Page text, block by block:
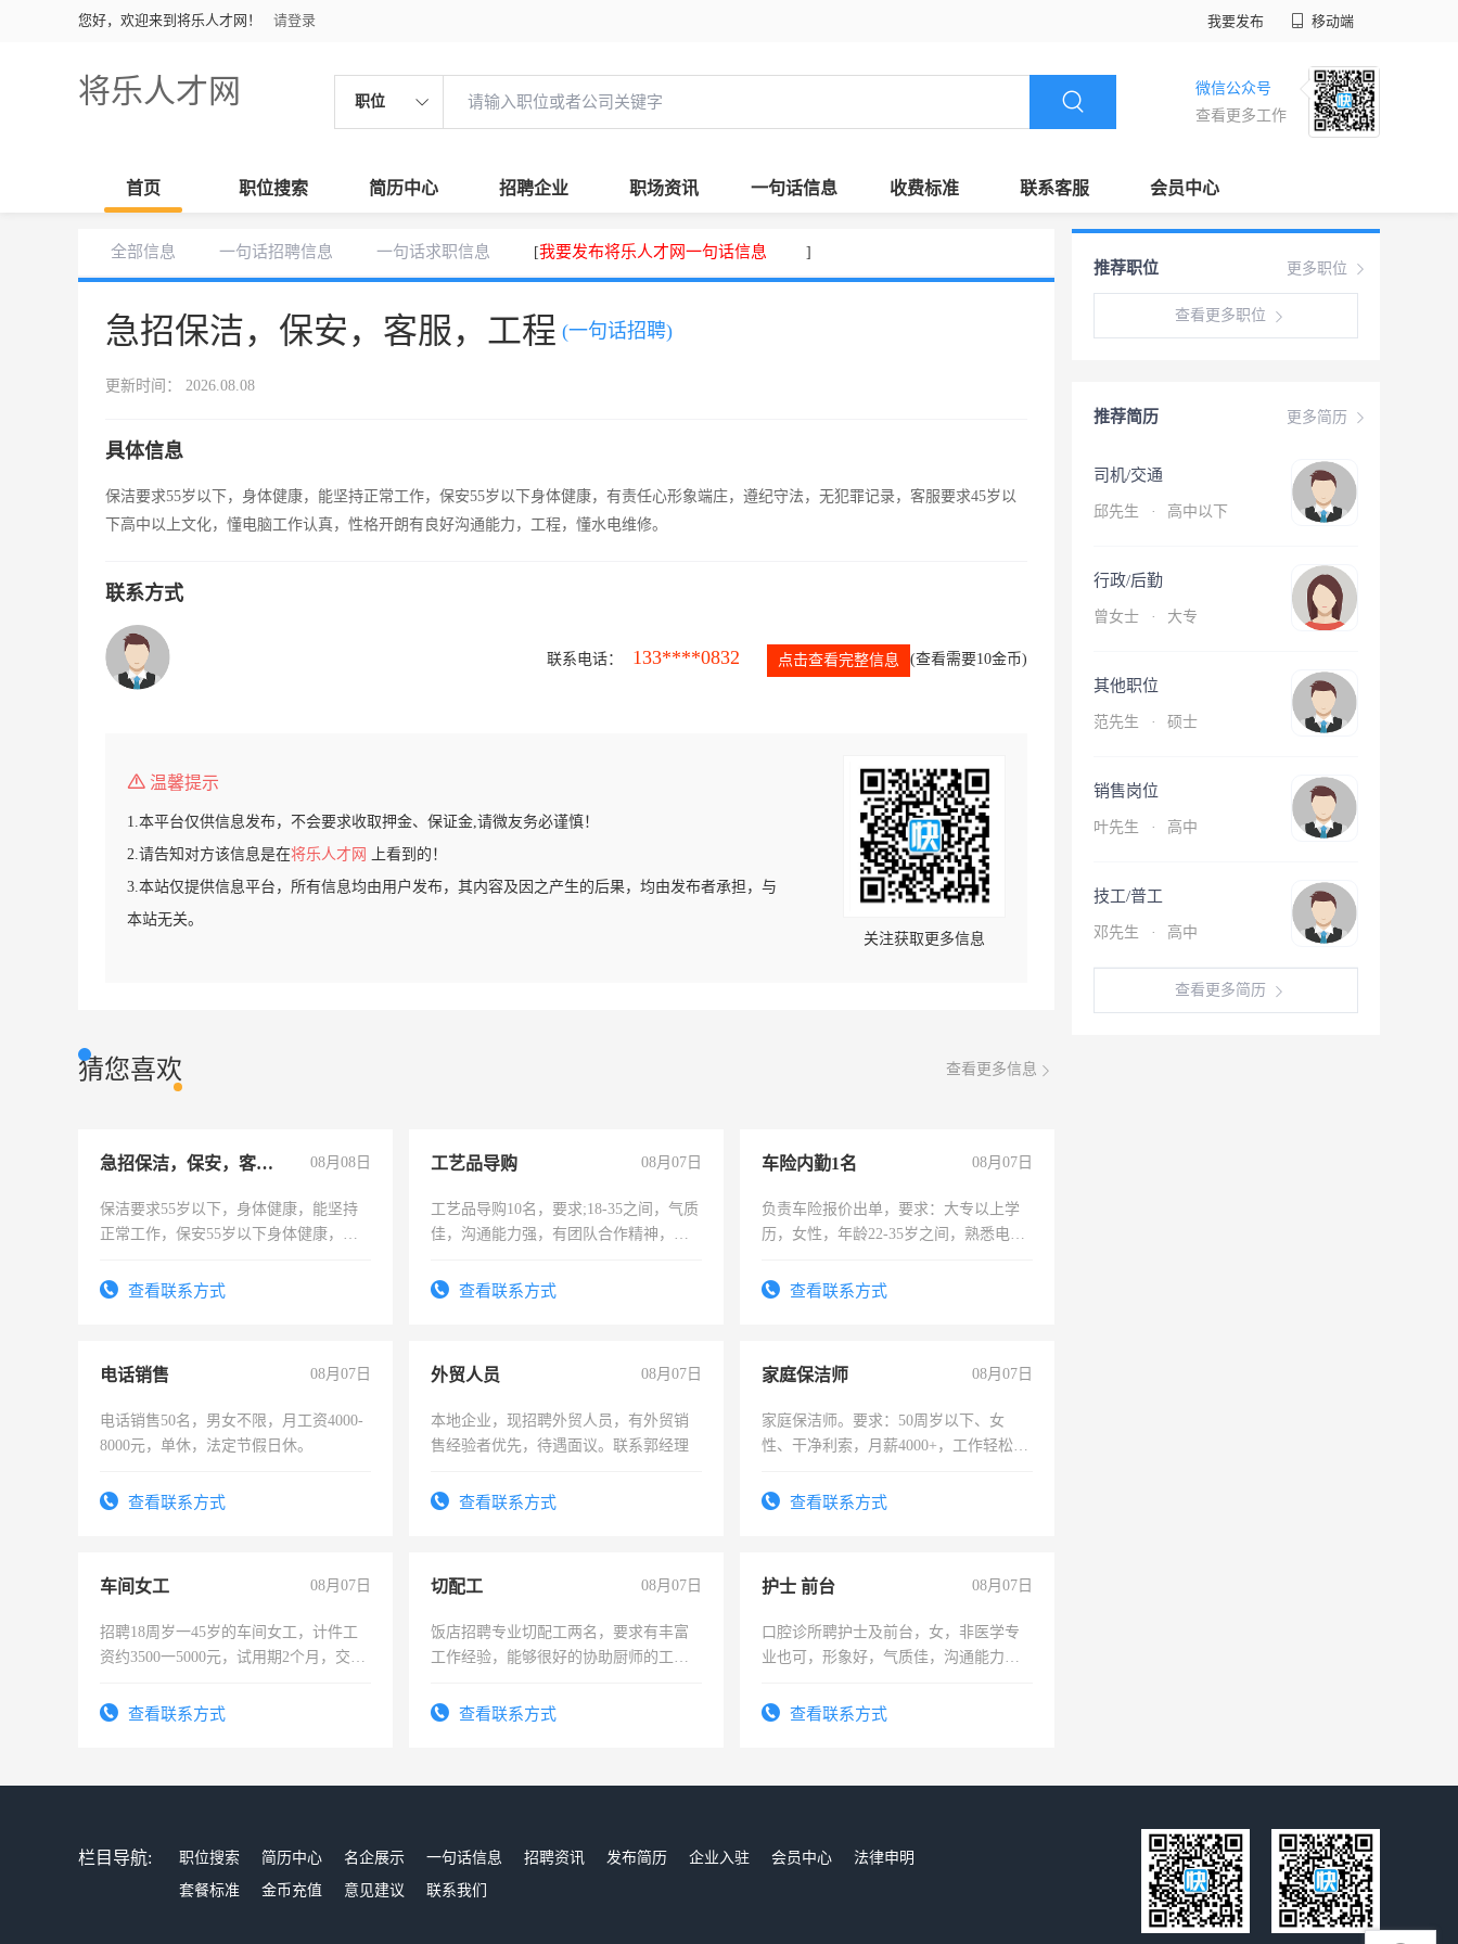
您好，欢迎来到将乐人才网！ 请登录 我要发布 移动端
将乐人才网 职位
微信公众号
查看更多工作
首页 职位搜索 简历中心 招聘企业 职场资讯 一句话信息 收费标准 联系客服 会员中心
全部信息 一句话招聘信息 一句话求职信息 [我要发布将乐人才网一句话信息 ]
急招保洁，保安，客服，工程 (一句话招聘)
更新时间： 2026.08.08
具体信息
保洁要求55岁以下，身体健康，能坚持正常工作，保安55岁以下身体健康，有责任心形象端庄，遵纪守法，无犯罪记录，客服要求45岁以
下高中以上文化，懂电脑工作认真，性格开朗有良好沟通能力，工程，懂水电维修。
联系方式
联系电话： 133****0832 点击查看完整信息 (查看需要10金币)
温馨提示
1.本平台仅供信息发布，不会要求收取押金、保证金,请微友务必谨慎！
2.请告知对方该信息是在将乐人才网
上看到的！
3.本站仅提供信息平台，所有信息均由用户发布，其内容及因之产生的后果，均由发布者承担，与
本站无关。
关注获取更多信息
猜您喜欢 查看更多信息
急招保洁，保安，客服，工程 08月08日
保洁要求55岁以下，身体健康，能坚持
正常工作，保安55岁以下身体健康，有
录，客服要求45岁以下高中以上文化，
查看联系方式
工艺品导购 08月07日
工艺品导购10名，要求;18-35之间，气质
佳，沟通能力强，有团队合作精神，有
查看联系方式
车险内勤1名 08月07日
负责车险报价出单，要求：大专以上学
历，女性，年龄22-35岁之间，熟悉电脑
试用期1-3个月，转正后交纳五险，
查看联系方式
电话销售 08月07日
电话销售50名，男女不限，月工资4000-
8000元，单休，法定节假日休。
查看联系方式
外贸人员 08月07日
本地企业，现招聘外贸人员，有外贸销
售经验者优先，待遇面议。联系郭经理
查看联系方式
家庭保洁师 08月07日
家庭保洁师。要求：50周岁以下、女
性、干净利索，月薪4000+，工作轻松，
太太等。查看联系方式
车间女工 08月07日
招聘18周岁一45岁的车间女工，计件工
资约3500一5000元，试用期2个月，交五
查看联系方式
切配工 08月07日
饭店招聘专业切配工两名，要求有丰富
工作经验，能够很好的协助厨师的工
4500。查看联系方式
护士 前台 08月07日
口腔诊所聘护士及前台，女，非医学专
业也可，形象好，气质佳，沟通能力
查看联系方式
更多职位
推荐职位
查看更多职位
更多简历
推荐简历
司机/交通
邱先生 · 高中以下
行政/后勤
曾女士 · 大专
其他职位
范先生 · 硕士
销售岗位
叶先生 · 高中
技工/普工
邓先生 · 高中
查看更多简历
栏目导航: 职位搜索 简历中心 名企展示 一句话信息 招聘资讯 发布简历 企业入驻 会员中心
法律申明
套餐标准
金币充值 意见建议 联系我们